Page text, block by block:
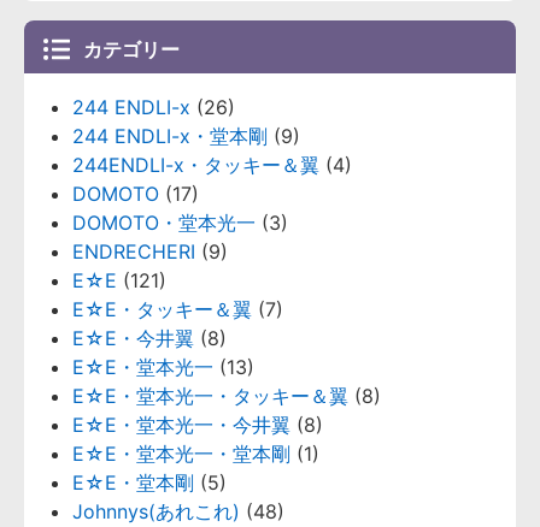
カテゴリー
244 ENDLI-x (26)
244 ENDLI-x・堂本剛 (9)
244ENDLI-x・タッキー＆翼 (4)
DOMOTO (17)
DOMOTO・堂本光一 (3)
ENDRECHERI (9)
E☆E (121)
E☆E・タッキー＆翼 (7)
E☆E・今井翼 (8)
E☆E・堂本光一 (13)
E☆E・堂本光一・タッキー＆翼 (8)
E☆E・堂本光一・今井翼 (8)
E☆E・堂本光一・堂本剛 (1)
E☆E・堂本剛 (5)
Johnnys(あれこれ) (48)